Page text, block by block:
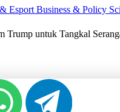
Esport Business & Policy
Trump untuk Tangkal